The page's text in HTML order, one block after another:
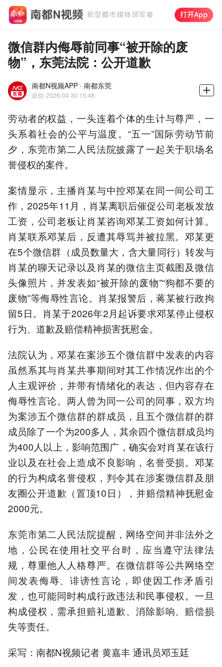
微信群内侮辱前同事“被开除的废
物”，东莞法院：公开道歉
南都N视频APP · 南都东莞
原创 2026-04-30 15:48
劳动者的权益，一头连着个体的生计与尊严，一
头系着社会的公平与温度。“五一”国际劳动节前
夕，东莞市第二人民法院披露了一起关于职场名
誉侵权的案件。
案情显示，主播肖某与中控邓某在同一间公司工
作，2025年11月，肖某离职后催促公司老板发放
工资，公司老板让肖某咨询邓某工资如何计算。
肖某联系邓某后，反遭其辱骂并被拉黑。邓某更
在5个微信群（成员数量大，含大量同行）转发与
肖某的聊天记录以及肖某的微信主页截图及微信
头像照片，并发表如“被开除的废物”“狗都不要的
废物”等侮辱性言论。肖某报警后，蒋某被行政拘
留5日。肖某于2026年2月起诉要求邓某停止侵权
行为、道歉及赔偿精神损害抚慰金。
法院认为，邓某在案涉五个微信群中发表的内容
虽然系其与肖某共事期间对其工作情况作出的个
人主观评价，并带有情绪化的表达，但内容存在
侮辱性言论。两人曾为同一公司的同事，双方均
为案涉五个微信群的群成员，且五个微信群的群
成员除了一个为200多人，其余四个微信群成员均
为400人以上，影响范围广，确实会对肖某在该行
业以及在社会上造成不良影响，名誉受损。邓某
的行为构成名誉侵权，判令其在涉案微信群及朋
友圈公开道歉（置顶10日），并赔偿精神抚慰金
2000元。
东莞市第二人民法院提醒，网络空间并非法外之
地，公民在使用社交平台时，应当遵守法律法
规，尊重他人人格尊严。在微信群等公共网络空
间发表侮辱、诽谤性言论，即使因工作矛盾引
发，也可能同时构成行政违法和民事侵权。一旦
构成侵权，需承担赔礼道歉、消除影响、赔偿损
失等责任。
采写：南都N视频记者 黄嘉丰 通讯员邓玉廷